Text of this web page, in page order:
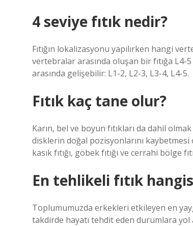
4 seviye fıtık nedir?
Fıtığın lokalizasyonu yapılırken hangi
vertebralar arasında oluşan bir fıtığa L4-5
arasında gelişebilir: L1-2, L2-3, L3-4, L4-5.
Fıtık kaç tane olur?
Karın, bel ve boyun fıtıkları da dahil
disklerin doğal pozisyonlarını
kasık fıtığı, göbek fıtığı ve cerrahi bölge
En tehlikeli fıtık
Toplumumuzda erkekleri etkileyen en
takdirde hayatı tehdit eden durumlara yol